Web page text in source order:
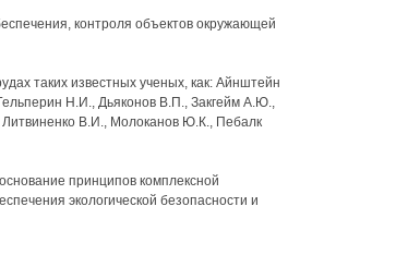
контроля объектов окружающей
таких известных ученых, как: Айнштейн
Н.И., Дьяконов В.П., Закгейм А.Ю.,
В.И., Молоканов Ю.К., Пебалк
принципов комплексной
экологической безопасности и